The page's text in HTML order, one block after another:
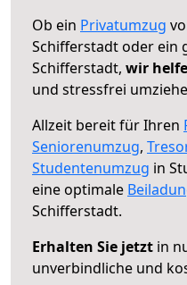
Ob ein Privatumzug
Schifferstadt oder ein
Schifferstadt, wir
und stressfrei
Allzeit bereit für Ihren
Seniorenumzug,
Studentenumzug in
eine optimale
Schifferstadt.
Erhalten Sie jetzt in
unverbindliche und